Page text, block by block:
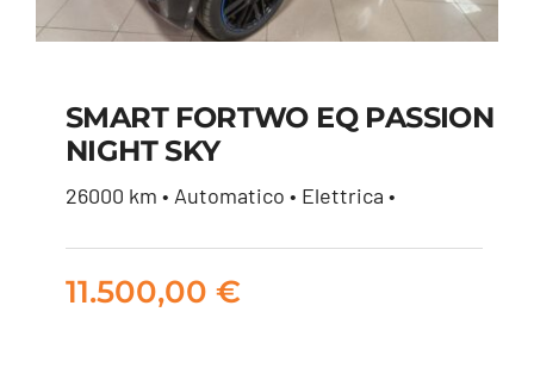
SMART FORTWO EQ
11.500,00
SMART FORTWO EQ PASSION
NIGHT SKY
26000 km • Automatico • Elettrica •
11.500,00 €